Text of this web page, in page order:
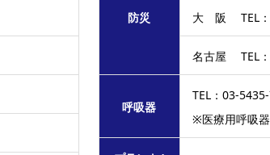
防災 大 阪 TEL：
名古屋 TEL
呼吸器
TEL：03-
※医療用呼吸